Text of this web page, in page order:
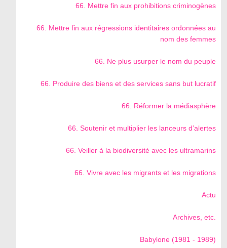
66. Mettre fin aux prohibitions criminogènes
66. Mettre fin aux régressions identitaires ordonnées au
nom des femmes
66. Ne plus usurper le nom du peuple
66. Produire des biens et des services sans but lucratif
66. Réformer la médiasphère
66. Soutenir et multiplier les lanceurs d’alertes
66. Veiller à la biodiversité avec les ultramarins
66. Vivre avec les migrants et les migrations
Actu
Archives, etc.
Babylone (1981 - 1989)